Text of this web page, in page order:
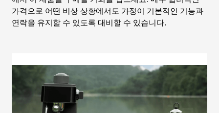
가격으로 어떤 비상 상황에서도 가정이 기본적인 기능과
연락을 유지할 수 있도록 대비할 수 있습니다.